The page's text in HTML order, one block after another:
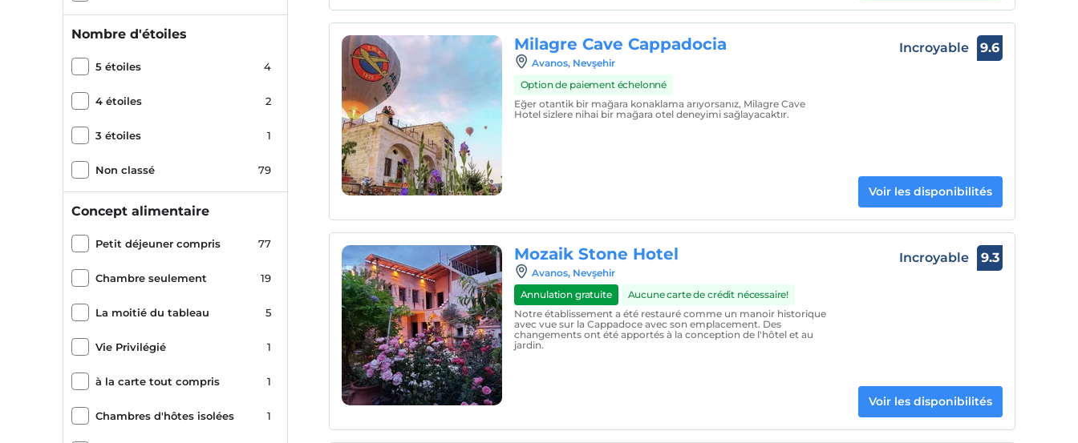
Nombre d'étoiles
5 étoiles 4
4 étoiles 2
3 étoiles 1
Non classé 79
Concept alimentaire
Petit déjeuner compris 77
Chambre seulement 19
La moitié du tableau 5
Vie Privilégié 1
à la carte tout compris 1
Chambres d'hôtes isolées 1
Milagre Cave Cappadocia
Avanos, Nevşehir
Option de paiement échelonné
Eğer otantik bir mağara konaklama arıyorsanız, Milagre Cave
Hotel sizlere nihai bir mağara otel deneyimi sağlayacaktır.
Incroyable 9.6
Voir les disponibilités
Mozaik Stone Hotel
Avanos, Nevşehir
Annulation gratuite
Aucune carte de crédit nécessaire!
Notre établissement a été restauré comme un manoir historique
avec vue sur la Cappadoce avec son emplacement. Des
changements ont été apportés à la conception de l'hôtel et au
jardin.
Incroyable 9.3
Voir les disponibilités